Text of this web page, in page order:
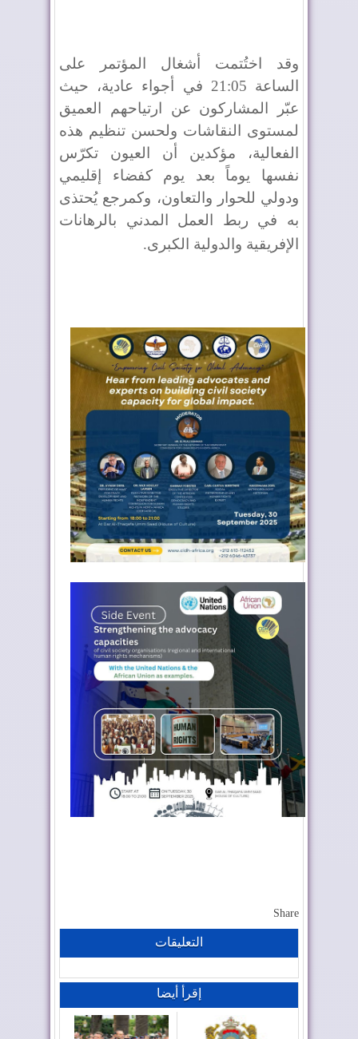
وقد اختُتمت أشغال المؤتمر على
الساعة 21:05 في أجواء عادية، حيث
عبّر المشاركون عن ارتياحهم العميق
لمستوى النقاشات ولحسن تنظيم هذه
الفعالية، مؤكدين أن العيون تكرّس
نفسها يوماً بعد يوم كفضاء إقليمي
ودولي للحوار والتعاون، وكمرجع يُحتذى
به في ربط العمل المدني بالرهانات
الإفريقية والدولية الكبرى.
Share
التعليقات
إقرأ أيضا